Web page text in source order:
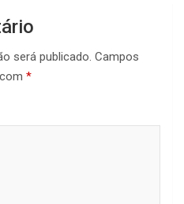
será publicado. Campos
*